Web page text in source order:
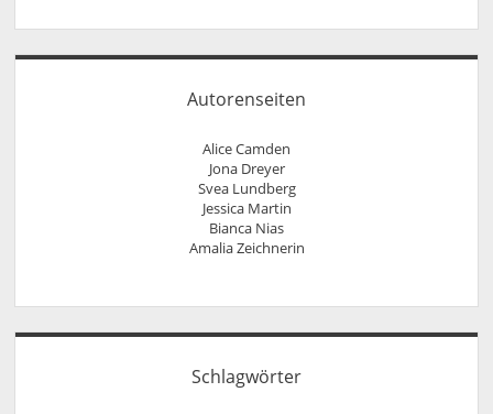
Autorenseiten
Alice Camden
Jona Dreyer
Svea Lundberg
Jessica Martin
Bianca Nias
Amalia Zeichnerin
Schlagwörter